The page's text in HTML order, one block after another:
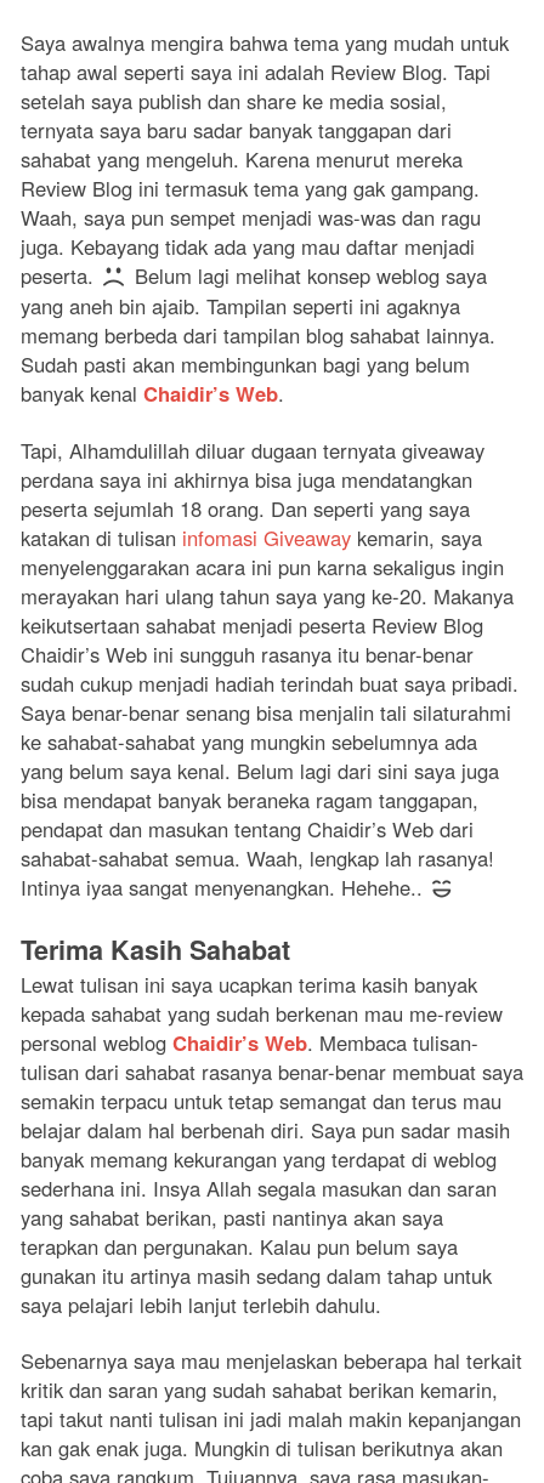
Saya awalnya mengira bahwa tema yang mudah untuk
tahap awal seperti saya ini adalah Review Blog. Tapi
setelah saya publish dan share ke media sosial,
ternyata saya baru sadar banyak tanggapan dari
sahabat yang mengeluh. Karena menurut mereka
Review Blog ini termasuk tema yang gak gampang.
Waah, saya pun sempet menjadi was-was dan ragu
juga. Kebayang tidak ada yang mau daftar menjadi
peserta.
Belum lagi melihat konsep weblog saya
yang aneh bin ajaib. Tampilan seperti ini agaknya
memang berbeda dari tampilan blog sahabat lainnya.
Sudah pasti akan membingunkan bagi yang belum
banyak kenal Chaidir’s Web.
Tapi, Alhamdulillah diluar dugaan ternyata giveaway
perdana saya ini akhirnya bisa juga mendatangkan
peserta sejumlah 18 orang. Dan seperti yang saya
katakan di tulisan infomasi Giveaway kemarin, saya
menyelenggarakan acara ini pun karna sekaligus ingin
merayakan hari ulang tahun saya yang ke-20. Makanya
keikutsertaan sahabat menjadi peserta Review Blog
Chaidir’s Web ini sungguh rasanya itu benar-benar
sudah cukup menjadi hadiah terindah buat saya pribadi.
Saya benar-benar senang bisa menjalin tali silaturahmi
ke sahabat-sahabat yang mungkin sebelumnya ada
yang belum saya kenal. Belum lagi dari sini saya juga
bisa mendapat banyak beraneka ragam tanggapan,
pendapat dan masukan tentang Chaidir’s Web dari
sahabat-sahabat semua. Waah, lengkap lah rasanya!
Intinya iyaa sangat menyenangkan. Hehehe..
Terima Kasih Sahabat
Lewat tulisan ini saya ucapkan terima kasih banyak
kepada sahabat yang sudah berkenan mau me-review
personal weblog Chaidir’s Web. Membaca tulisan-
tulisan dari sahabat rasanya benar-benar membuat saya
semakin terpacu untuk tetap semangat dan terus mau
belajar dalam hal berbenah diri. Saya pun sadar masih
banyak memang kekurangan yang terdapat di weblog
sederhana ini. Insya Allah segala masukan dan saran
yang sahabat berikan, pasti nantinya akan saya
terapkan dan pergunakan. Kalau pun belum saya
gunakan itu artinya masih sedang dalam tahap untuk
saya pelajari lebih lanjut terlebih dahulu.
Sebenarnya saya mau menjelaskan beberapa hal terkait
kritik dan saran yang sudah sahabat berikan kemarin,
tapi takut nanti tulisan ini jadi malah makin kepanjangan
kan gak enak juga. Mungkin di tulisan berikutnya akan
coba saya rangkum. Tujuannya, saya rasa masukan-